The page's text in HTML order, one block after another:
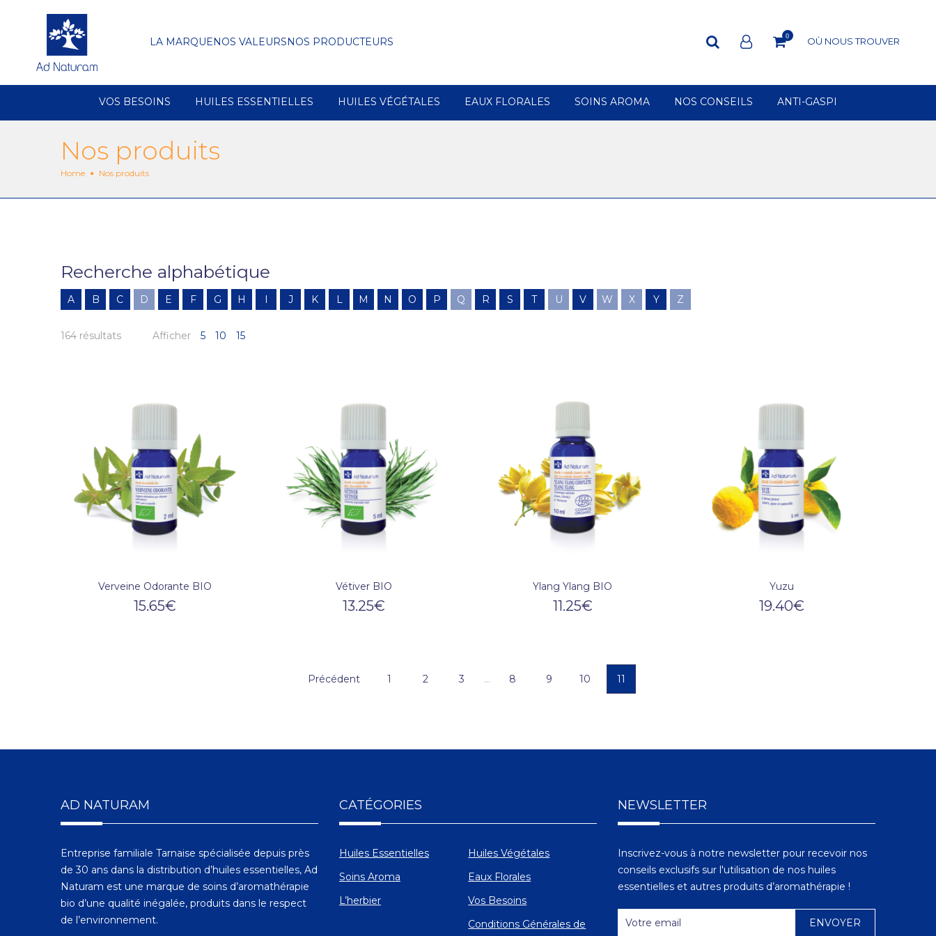
LA MARQUENOS VALEURSNOS PRODUCTEURS 0 OÙ NOUS TROUVER
VOS BESOINS HUILES ESSENTIELLES HUILES VÉGÉTALES EAUX FLORALES SOINS AROMA NOS CONSEILS ANTI-GASPI
Nos produits
Home Nos produits
Recherche alphabétique
A B C D E F G H I J K L M N O P Q R S T U V W X Y Z
164 résultats Afficher 5 10 15
Verveine Odorante BIO
15.65€
Vétiver BIO
13.25€
Ylang Ylang BIO
11.25€
Yuzu
19.40€
Précédent 1 2 3 … 8 9 10 11
AD NATURAM
Entreprise familiale Tarnaise spécialisée depuis près
de 30 ans dans la distribution d’huiles essentielles, Ad
Naturam est une marque de soins d’aromathérapie
bio d’une qualité inégalée, produits dans le respect
de l’environnement.
CATÉGORIES
Huiles Essentielles
Huiles Végétales
Soins Aroma
Eaux Florales
L’herbier
Vos Besoins
Conditions Générales de
NEWSLETTER
Inscrivez-vous à notre newsletter pour recevoir nos
conseils exclusifs sur l'utilisation de nos huiles
essentielles et autres produits d’aromathérapie !